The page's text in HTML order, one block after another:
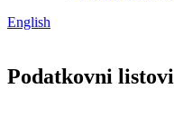
English
Podatkovni listovi